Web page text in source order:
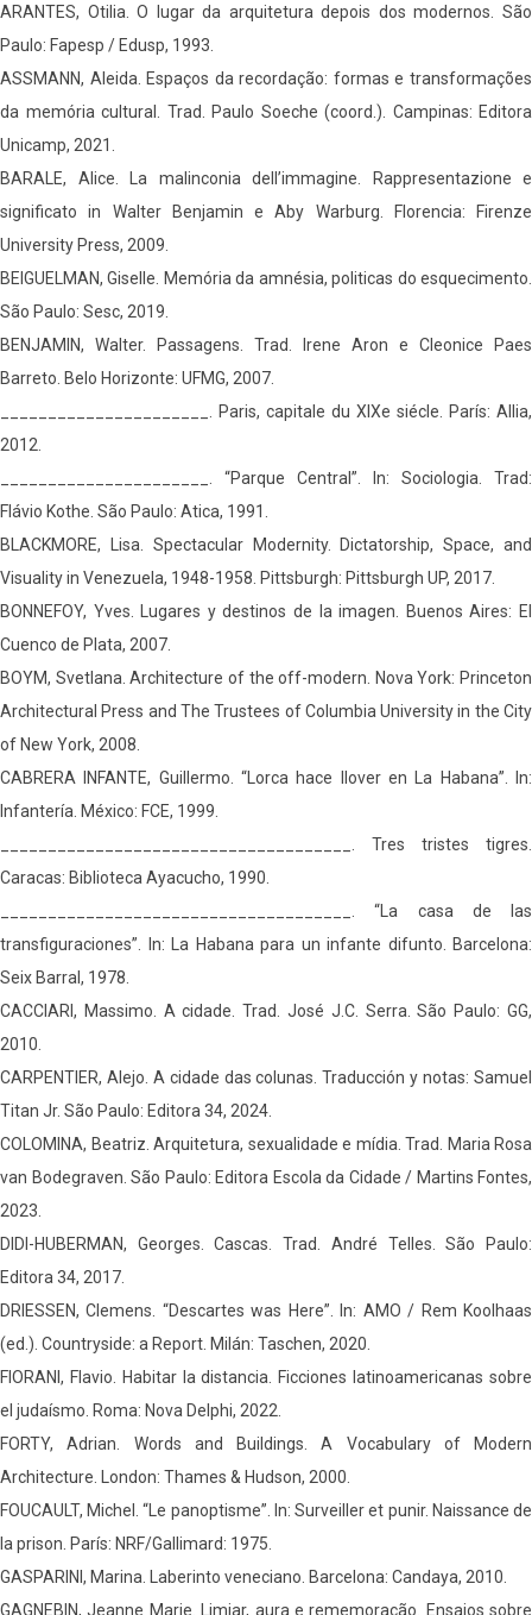
ARANTES, Otilia. O lugar da arquitetura depois dos modernos. São
Paulo: Fapesp / Edusp, 1993.
ASSMANN, Aleida. Espaços da recordação: formas e transformações
da memória cultural. Trad. Paulo Soeche (coord.). Campinas: Editora
Unicamp, 2021.
BARALE, Alice. La malinconia dell’immagine. Rappresentazione e
significato in Walter Benjamin e Aby Warburg. Florencia: Firenze
University Press, 2009.
BEIGUELMAN, Giselle. Memória da amnésia, politicas do esquecimento.
São Paulo: Sesc, 2019.
BENJAMIN, Walter. Passagens. Trad. Irene Aron e Cleonice Paes
Barreto. Belo Horizonte: UFMG, 2007.
______________________. Paris, capitale du XIXe siécle. París: Allia,
2012.
______________________. “Parque Central”. In: Sociologia. Trad:
Flávio Kothe. São Paulo: Atica, 1991.
BLACKMORE, Lisa. Spectacular Modernity. Dictatorship, Space, and
Visuality in Venezuela, 1948-1958. Pittsburgh: Pittsburgh UP, 2017.
BONNEFOY, Yves. Lugares y destinos de la imagen. Buenos Aires: El
Cuenco de Plata, 2007.
BOYM, Svetlana. Architecture of the off-modern. Nova York: Princeton
Architectural Press and The Trustees of Columbia University in the City
of New York, 2008.
CABRERA INFANTE, Guillermo. “Lorca hace llover en La Habana”. In:
Infantería. México: FCE, 1999.
_____________________________________. Tres tristes tigres.
Caracas: Biblioteca Ayacucho, 1990.
_____________________________________. “La casa de las
transfiguraciones”. In: La Habana para un infante difunto. Barcelona:
Seix Barral, 1978.
CACCIARI, Massimo. A cidade. Trad. José J.C. Serra. São Paulo: GG,
2010.
CARPENTIER, Alejo. A cidade das colunas. Traducción y notas: Samuel
Titan Jr. São Paulo: Editora 34, 2024.
COLOMINA, Beatriz. Arquitetura, sexualidade e mídia. Trad. Maria Rosa
van Bodegraven. São Paulo: Editora Escola da Cidade / Martins Fontes,
2023.
DIDI-HUBERMAN, Georges. Cascas. Trad. André Telles. São Paulo:
Editora 34, 2017.
DRIESSEN, Clemens. “Descartes was Here”. In: AMO / Rem Koolhaas
(ed.). Countryside: a Report. Milán: Taschen, 2020.
FIORANI, Flavio. Habitar la distancia. Ficciones latinoamericanas sobre
el judaísmo. Roma: Nova Delphi, 2022.
FORTY, Adrian. Words and Buildings. A Vocabulary of Modern
Architecture. London: Thames & Hudson, 2000.
FOUCAULT, Michel. “Le panoptisme”. In: Surveiller et punir. Naissance de
la prison. París: NRF/Gallimard: 1975.
GASPARINI, Marina. Laberinto veneciano. Barcelona: Candaya, 2010.
GAGNEBIN, Jeanne Marie. Limiar, aura e rememoração. Ensaios sobre